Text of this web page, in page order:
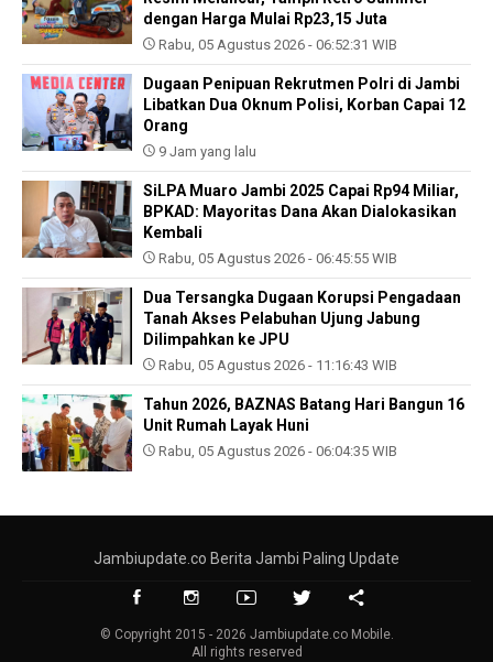
dengan Harga Mulai Rp23,15 Juta
Rabu, 05 Agustus 2026 - 06:52:31 WIB
Dugaan Penipuan Rekrutmen Polri di Jambi
Libatkan Dua Oknum Polisi, Korban Capai 12
Orang
9 Jam yang lalu
SiLPA Muaro Jambi 2025 Capai Rp94 Miliar,
BPKAD: Mayoritas Dana Akan Dialokasikan
Kembali
Rabu, 05 Agustus 2026 - 06:45:55 WIB
Dua Tersangka Dugaan Korupsi Pengadaan
Tanah Akses Pelabuhan Ujung Jabung
Dilimpahkan ke JPU
Rabu, 05 Agustus 2026 - 11:16:43 WIB
Tahun 2026, BAZNAS Batang Hari Bangun 16
Unit Rumah Layak Huni
Rabu, 05 Agustus 2026 - 06:04:35 WIB
Jambiupdate.co Berita Jambi Paling Update
© Copyright 2015 - 2026 Jambiupdate.co Mobile.
All rights reserved